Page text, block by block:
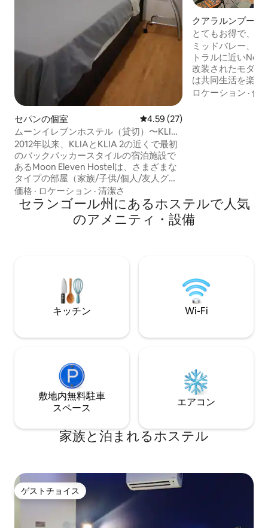
セパンの個室 レビュー27件、5つ星中4.59つ
4.59 (27)
ムーンイレブンホステル（貸切）〜KLIA
1 & KLIA 2
2012年以来、KLIAとKLIA 2の近くで最初
のバックパッカースタイルの宿泊施設で
あるMoon Eleven Hostelは、さまざまな
タイプの部屋（家族/子供/個人/友人グル
ープ）で旅行者のすべてのニーズに対応
しています。 柔軟なチェックイン時間（
3日前までに通知する必要があります。直
前のゲストはホストに電話をかけなけれ
University Malaysiaキャンパスから徒歩圏
内のホステル。
価格 · ロケーション · 清潔さ
クアラルンプール
とてもお得で、清
ドバレー、KLセ
ミッドバレー、バ
トラルに近い
改装されたモダン
は共同生活を楽
Fiを備えた個室を利
ロケーション ·価
セランゴール州にあるホステルで人気
のアメニティ・設備
キッチン Wi-Fi
敷地内無料駐⁠車
ス⁠ペ⁠ー⁠ス
エアコン
家族と泊まれるホステル
ゲストチョイス
ゲストチョイス